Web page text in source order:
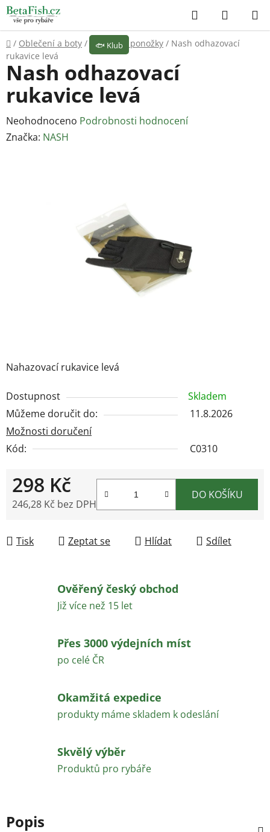
Přejít
na
obsah
Hledat
KOŠÍK
Domů
/ Oblečení a boty / Rukavice, ponožky / Nash odhazovací
rukavice levá
Nahazovací rukavice levá
Dostupnost
Skladem
Můžeme doručit do:
11.8.2026
Možnosti doručení
Kód:
C0310
298 Kč
246,28 Kč bez DPH
DO KOŠÍKU
Tisk Zeptat se Hlídat Sdílet
Nash odhazovací
rukavice levá
Průměrné
hodnocení
Neohodnoceno Podrobnosti hodnocení
Značka: NASH
Ověřený český obchod
Již více než 15 let
Přes 3000 výdejních míst
po celé ČR
Okamžitá expedice
produkty máme skladem k odeslání
Skvělý výběr
Produktů pro rybáře
Popis
🐟 Klub